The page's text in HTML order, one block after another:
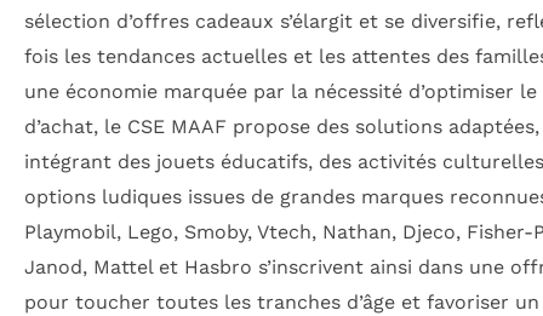
sélection d’offres cadeaux s’élargit et se diversifie,
fois les tendances actuelles et les attentes des
une économie marquée par la nécessité d’optimiser
d’achat, le CSE MAAF propose des solutions adaptées,
intégrant des jouets éducatifs, des activités
options ludiques issues de grandes marques
Playmobil, Lego, Smoby, Vtech, Nathan, Djeco, Fisher-
Janod, Mattel et Hasbro s’inscrivent ainsi dans une
pour toucher toutes les tranches d’âge et favoriser un